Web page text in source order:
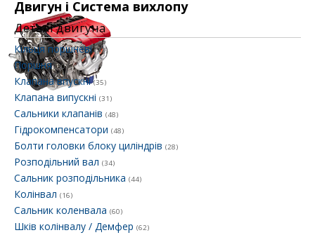
Двигун і Система вихлопу
Деталі двигуна
Кільця поршневі(43)
Поршня(30)
Клапана впускні(35)
Клапана випускні (31)
Сальники клапанів (48)
Гідрокомпенсатори (48)
Болти головки блоку циліндрів (28)
Розподільний вал (34)
Сальник розподільника (44)
Колінвал (16)
Сальник коленвала (60)
Шків колінвалу / Демфер (62)